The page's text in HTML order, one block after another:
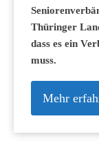
Thüringer
dass es ein
muss.
Mehr